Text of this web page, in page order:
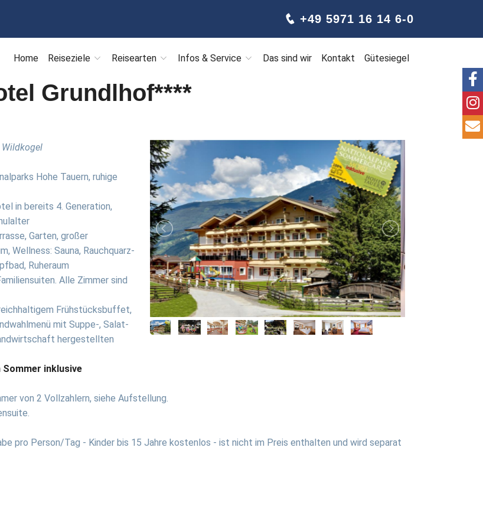
+49 5971 16 14 6-0
Home Reiseziele Reisearten Infos & Service Das sind wir Kontakt Gütesiegel
Grundlhof****
Hohe Tauern, ruhige
in bereits 4. Generation,
Garten, großer
Wellness: Sauna, Rauchquarz-
Ruheraum
Alle Zimmer sind
Frühstücksbuffet,
mit Suppe-, Salat-
hergestellten
inklusive
von 2 Vollzahlern, siehe Aufstellung.
pro Person/Tag - Kinder bis 15 Jahre kostenlos - ist nicht im Preis enthalten und wird separat